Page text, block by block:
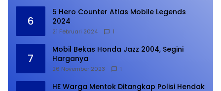
6
5 Hero Counter Atlas Mobile Legends
2024
21 Februari 2024 1
7
Mobil Bekas Honda Jazz 2004, Segini
Harganya
26 November 2023 1
HE Warga Mentok Ditangkap Polisi Hendak